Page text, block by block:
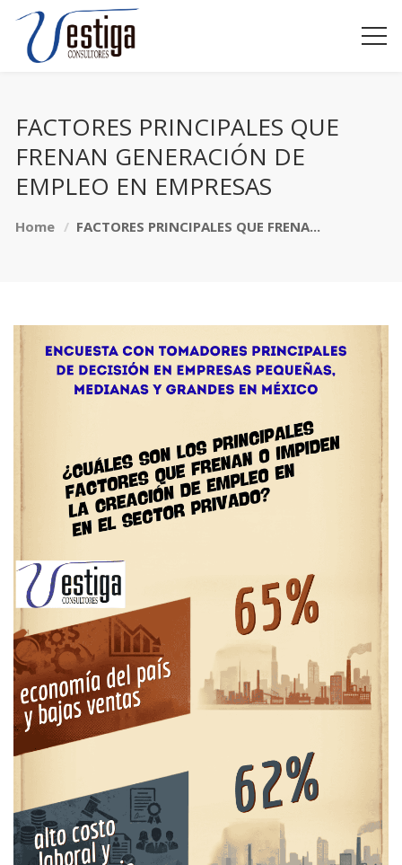
FACTORES PRINCIPALES QUE
FRENAN GENERACIÓN DE
EMPLEO EN EMPRESAS
Home FACTORES PRINCIPALES QUE FRENA...